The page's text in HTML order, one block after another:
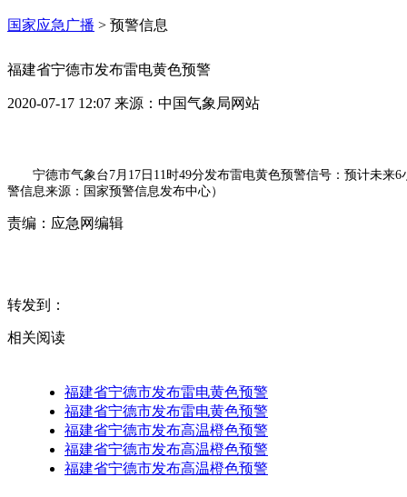
国家应急广播 > 预警信息
福建省宁德市发布雷电黄色预警
2020-07-17 12:07 来源： 中国气象局网站
宁德市气象台7月17日11时49分发布雷电黄色预警信号：预计未
警信息来源：国家预警信息发布中心）
责编： 应急网编辑
转发到：
相关阅读
福建省宁德市发布雷电黄色预警
福建省宁德市发布雷电黄色预警
福建省宁德市发布高温橙色预警
福建省宁德市发布高温橙色预警
福建省宁德市发布高温橙色预警